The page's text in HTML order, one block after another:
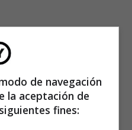
de navegación
la aceptación de
fines: